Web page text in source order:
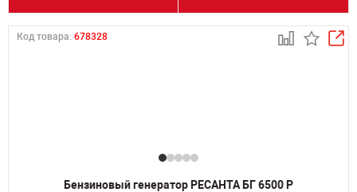
Код товара: 678328
Бензиновый генератор РЕСАНТА БГ 6500 Р